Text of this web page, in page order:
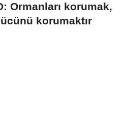
Ormanları korumak,
korumaktır